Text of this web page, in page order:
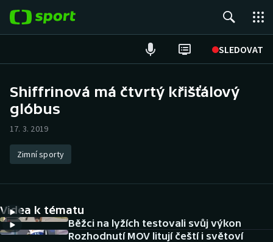
SLEDOVAT
Hokej
Atletika
DALŠÍ SPORTY
Shiffrinová má čtvrtý křišťálový
glóbus
17. 3. 2019
Zimní sporty
Videa k tématu
Běžci na lyžích testovali svůj výkon
Rozhodnutí MOV litují čeští i světoví